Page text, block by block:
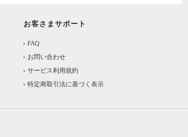
お客さまサポート
FAQ
お問い合わせ
サービス利用規約
特定商取引法に基づく表示